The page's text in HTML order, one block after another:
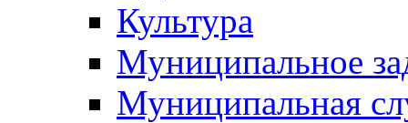
Культура
Муниципальное
Муниципальная